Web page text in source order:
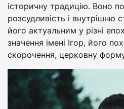
історичну традицію. Воно
розсудливість і внутрішню
його актуальним у різні
значення імені Ігор, його
скорочення, церковну